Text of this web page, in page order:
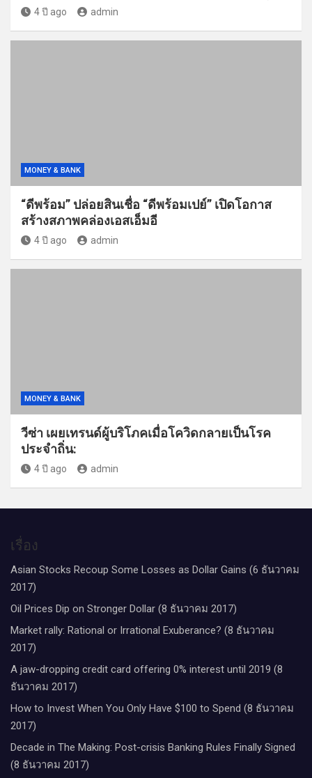
4 ปี ago admin
MONEY & BANK
“ดีพร้อม” ปล่อยสินเชื่อ “ดีพร้อมเปย์” เปิดโอกาส
สร้างสภาพคล่องเอสเอ็มอี
4 ปี ago admin
MONEY & BANK
วีซ่า เผยเทรนด์ผู้บริโภคเมื่อโควิดกลายเป็นโรค
ประจำถิ่น:
4 ปี ago admin
เรื่อง
Asian Stocks Recoup Some Losses as Dollar Gains (6 ธันวาคม
2017)
Oil Prices Dip on Stronger Dollar (8 ธันวาคม 2017)
Market rally: Rational or Irrational Exuberance? (8 ธันวาคม
2017)
A jaw-dropping credit card offering 0% interest until 2019 (8
ธันวาคม 2017)
How to Invest When You Only Have $100 to Spend (8 ธันวาคม
2017)
Decade in The Making: Post-crisis Banking Rules Finally Signed
(8 ธันวาคม 2017)